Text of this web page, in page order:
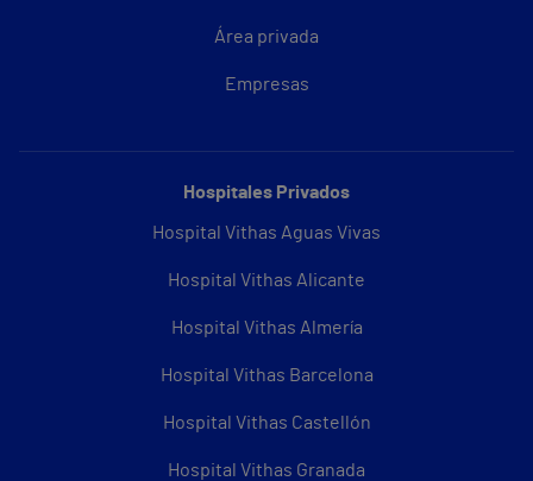
Área privada
Empresas
Hospitales Privados
Hospital Vithas Aguas Vivas
Hospital Vithas Alicante
Hospital Vithas Almería
Hospital Vithas Barcelona
Hospital Vithas Castellón
Hospital Vithas Granada